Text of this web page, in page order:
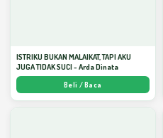
ISTRIKU BUKAN MALAIKAT, TAPI AKU
JUGA TIDAK SUCI - Arda Dinata
Beli / Baca